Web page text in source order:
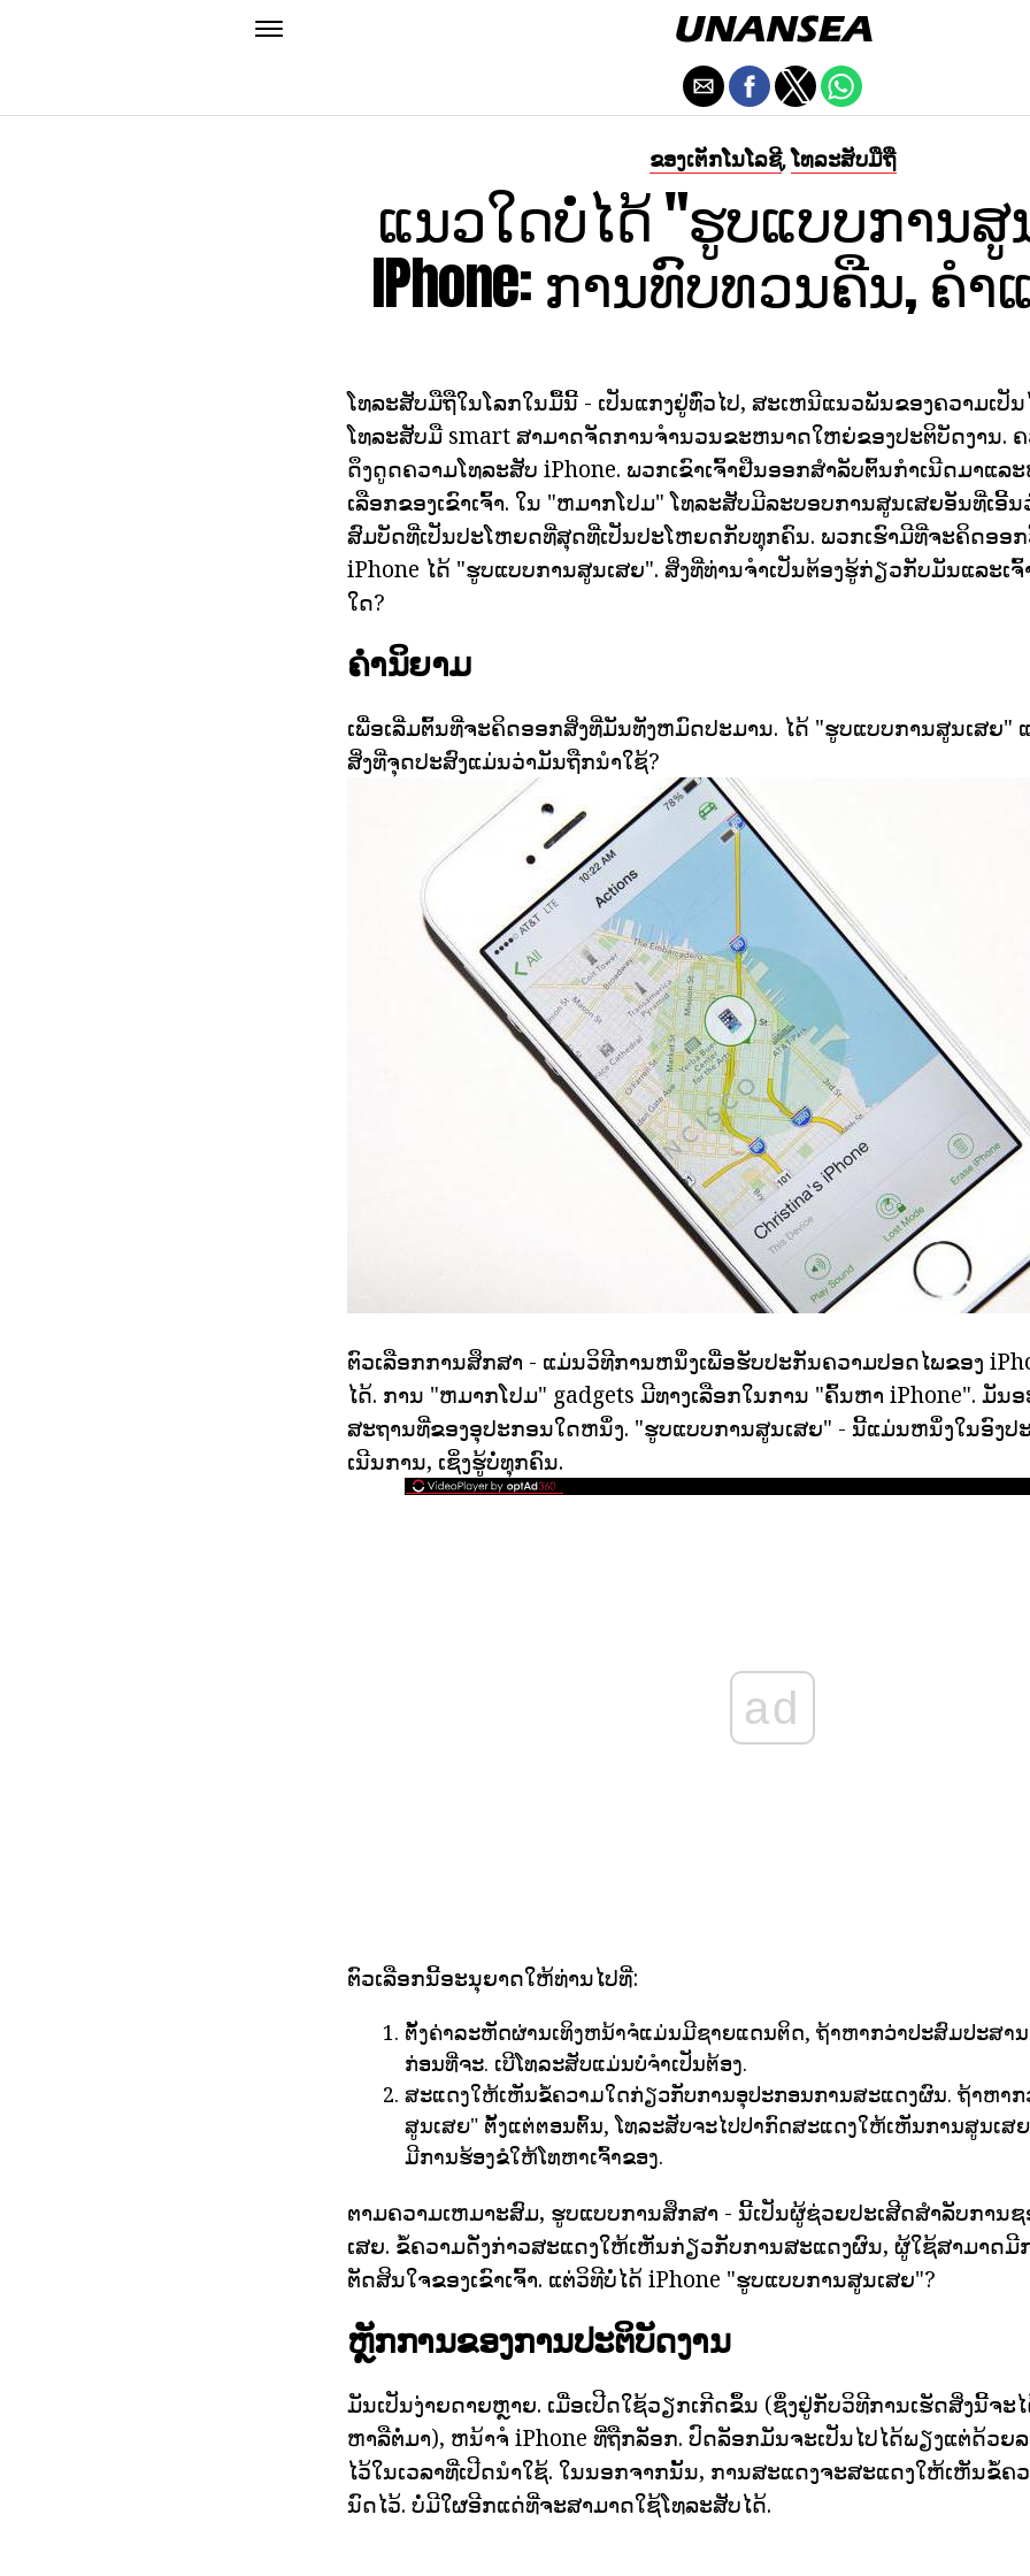
ຂອງເຕັກໂນໂລຊີ, ໂທລະສັບມືຖື
ແນວໃດບໍ່ໄດ້ "ຮູບແບບການສູ
IPhone: ການທົບທວນຄືນ, ຄໍາ
ໂທລະສັບມືຖືໃນໂລກໃນມື້ນີ້ - ເປັນແກງຢູ່ທົ່ວໄປ, ສະເຫນີແນວພັນຂອງຄວາມເປັນ
ໂທລະສັບມື smart ສາມາດຈັດການຈໍານວນຂະຫນາດໃຫຍ່ຂອງປະຕິບັດງານ.
ດຶງດູດຄວາມໂທລະສັບ iPhone. ພວກເຂົາເຈົ້າຢືນອອກສໍາລັບຕົ້ນກໍາເນີດມາແລ
ເລືອກຂອງເຂົາເຈົ້າ. ໃນ "ຫມາກໂປມ" ໂທລະສັບມີລະບອບການສູນເສຍອັນທີ່ເອີ້
ສົມບັດທີ່ເປັນປະໂຫຍດທີ່ສຸດທີ່ເປັນປະໂຫຍດກັບທຸກຄົນ. ພວກເຮົາມີທີ່ຈະຄິດອອ
iPhone ໄດ້ "ຮູບແບບການສູນເສຍ". ສິ່ງທີ່ທ່ານຈໍາເປັນຕ້ອງຮູ້ກ່ຽວກັບມັນແລະເ
ໃດ?
ຄໍານິຍາມ
ເພື່ອເລີ່ມຕົ້ນທີ່ຈະຄິດອອກສິ່ງທີ່ມັນທັງຫມົດປະມານ. ໄດ້ "ຮູບແບບການສູນເສຍ"
ສິ່ງທີ່ຈຸດປະສົງແມ່ນວ່າມັນຖືກນໍາໃຊ້?
ຕົວເລືອກການສຶກສາ - ແມ່ນວິທີການຫນຶ່ງເພື່ອຮັບປະກັນຄວາມປອດໄພຂອງ
ໄດ້. ການ "ຫມາກໂປມ" gadgets ມີທາງເລືອກໃນການ "ຄົ້ນຫາ iPhone". ມັນ
ສະຖານທີ່ຂອງອຸປະກອນໃດຫນຶ່ງ. "ຮູບແບບການສູນເສຍ" - ນີ້ແມ່ນຫນຶ່ງໃນອົງປ
ເນີນການ, ເຊິ່ງຮູ້ບໍ່ທຸກຄົນ.
ad
ຕົວເລືອກນີ້ອະນຸຍາດໃຫ້ທ່ານໄປທີ່:
ຕັ້ງຄ່າລະຫັດຜ່ານເທິງຫນ້າຈໍແມ່ນມີຊາຍແດນຕິດ, ຖ້າຫາກວ່າປະສົມປະສາ
ກ່ອນທີ່ຈະ. ເບີໂທລະສັບແມ່ນບໍ່ຈໍາເປັນຕ້ອງ.
ສະແດງໃຫ້ເຫັນຂໍ້ຄວາມໃດກ່ຽວກັບການອຸປະກອນການສະແດງຜົນ. ຖ້າຫາ
ສູນເສຍ" ຕັ້ງແຕ່ຕອນຕົ້ນ, ໂທລະສັບຈະໄປປາກົດສະແດງໃຫ້ເຫັນການສູນເສ
ມີການຮ້ອງຂໍໃຫ້ໂທຫາເຈົ້າຂອງ.
ຕາມຄວາມເຫມາະສົມ, ຮູບແບບການສຶກສາ - ນີ້ເປັນຜູ້ຊ່ວຍປະເສີດສໍາລັບການ
ເສຍ. ຂໍ້ຄວາມດັ່ງກ່າວສະແດງໃຫ້ເຫັນກ່ຽວກັບການສະແດງຜົນ, ຜູ້ໃຊ້ສາມາດມີ
ຕັດສິນໃຈຂອງເຂົາເຈົ້າ. ແຕ່ວິທີບໍ່ໄດ້ iPhone "ຮູບແບບການສູນເສຍ"?
ຫຼັກການຂອງການປະຕິບັດງານ
ມັນເປັນງ່າຍດາຍຫຼາຍ. ເມື່ອເປີດໃຊ້ວຽກເກີດຂຶ້ນ (ຊຶ່ງຢູ່ກັບວິທີການເຮັດສິ່ງນີ້ຈະ
ຫາລືຕໍ່ມາ), ຫນ້າຈໍ iPhone ທີ່ຖືກລັອກ. ປົດລັອກມັນຈະເປັນໄປໄດ້ພຽງແຕ່ດ້ວ
ໄວ້ໃນເວລາທີ່ເປີດນໍາໃຊ້. ໃນນອກຈາກນັ້ນ, ການສະແດງຈະສະແດງໃຫ້ເຫັນຂໍ້ຄ
ນົດໄວ້. ບໍ່ມີໃຜອີກແດ່ທີ່ຈະສາມາດໃຊ້ໂທລະສັບໄດ້.